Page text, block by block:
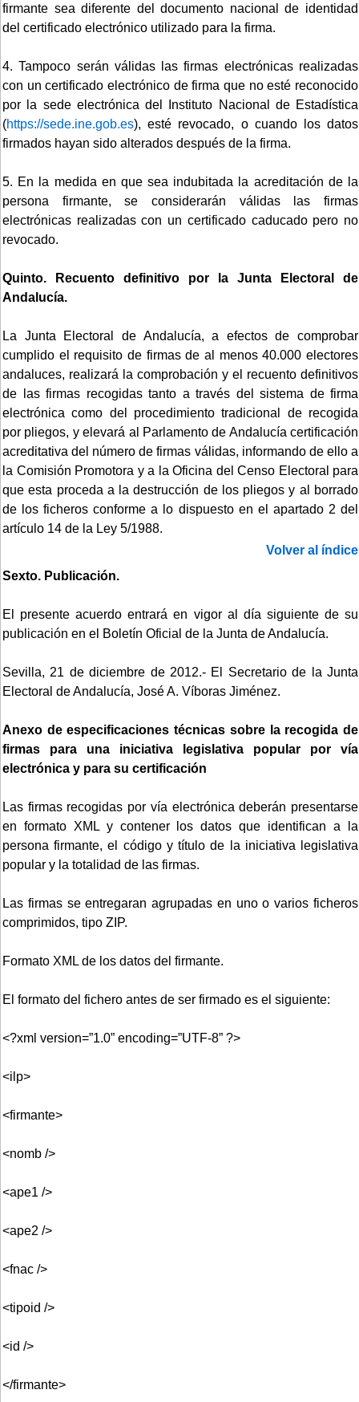
firmante sea diferente del documento nacional de identidad
del certificado electrónico utilizado para la firma.
4. Tampoco serán válidas las firmas electrónicas realizadas
con un certificado electrónico de firma que no esté reconocido
por la sede electrónica del Instituto Nacional de Estadística
(https://sede.ine.gob.es), esté revocado, o cuando los datos
firmados hayan sido alterados después de la firma.
5. En la medida en que sea indubitada la acreditación de la
persona firmante, se considerarán válidas las firmas
electrónicas realizadas con un certificado caducado pero no
revocado.
Quinto. Recuento definitivo por la Junta Electoral de
Andalucía.
La Junta Electoral de Andalucía, a efectos de comprobar
cumplido el requisito de firmas de al menos 40.000 electores
andaluces, realizará la comprobación y el recuento definitivos
de las firmas recogidas tanto a través del sistema de firma
electrónica como del procedimiento tradicional de recogida
por pliegos, y elevará al Parlamento de Andalucía certificación
acreditativa del número de firmas válidas, informando de ello a
la Comisión Promotora y a la Oficina del Censo Electoral para
que esta proceda a la destrucción de los pliegos y al borrado
de los ficheros conforme a lo dispuesto en el apartado 2 del
artículo 14 de la Ley 5/1988.
Volver al índice
Sexto. Publicación.
El presente acuerdo entrará en vigor al día siguiente de su
publicación en el Boletín Oficial de la Junta de Andalucía.
Sevilla, 21 de diciembre de 2012.- El Secretario de la Junta
Electoral de Andalucía, José A. Víboras Jiménez.
Anexo de especificaciones técnicas sobre la recogida de
firmas para una iniciativa legislativa popular por vía
electrónica y para su certificación
Las firmas recogidas por vía electrónica deberán presentarse
en formato XML y contener los datos que identifican a la
persona firmante, el código y título de la iniciativa legislativa
popular y la totalidad de las firmas.
Las firmas se entregaran agrupadas en uno o varios ficheros
comprimidos, tipo ZIP.
Formato XML de los datos del firmante.
El formato del fichero antes de ser firmado es el siguiente:
<?xml version=”1.0” encoding=”UTF-8” ?>
<ilp>
<firmante>
<nomb />
<ape1 />
<ape2 />
<fnac />
<tipoid />
<id />
</firmante>